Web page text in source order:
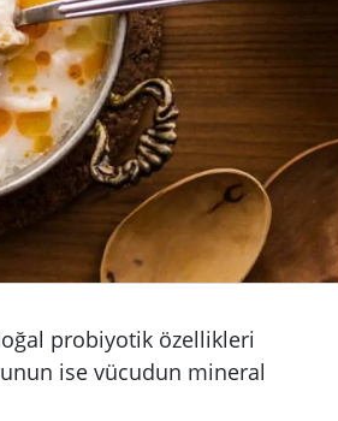
probiyotik özellikleri
ise vücudun mineral